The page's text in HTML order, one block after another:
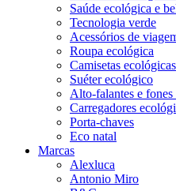
Saúde ecológica e
Tecnologia verde
Acessórios de
Roupa ecológica
Camisetas ecológicas
Suéter ecológico
Alto-falantes e
Carregadores
Porta-chaves
Eco natal
Marcas
Alexluca
Antonio Miro